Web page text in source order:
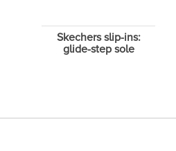
Skechers slip-ins:
glide-step sole